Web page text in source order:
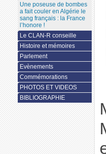
Une poseuse de bombes
a fait couler en Algérie le
sang français : la France
l’honore !
Le CLAN-R conseille
Histoire et mémoires
Parlement
Evènements
Commémorations
PHOTOS ET VIDEOS
BIBLIOGRAPHIE